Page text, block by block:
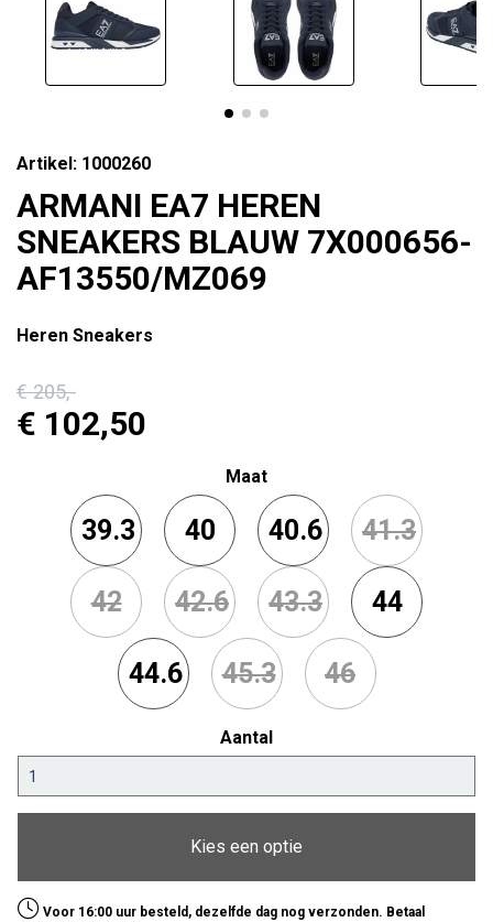
Artikel: 1000260
ARMANI EA7 HEREN
SNEAKERS BLAUW 7X000656-
AF13550/MZ069
Heren Sneakers
€ 205,-
€ 102,50
Maat
39.3 40 40.6 41.3
42 42.6 43.3 44
44.6 45.3 46
Aantal
Kies een optie
Voor 16:00 uur besteld, dezelfde dag nog verzonden. Betaal